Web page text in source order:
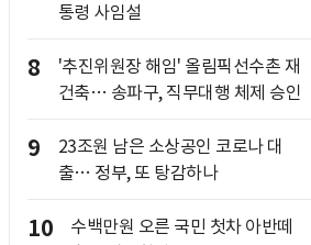
통령 사임설
8
'추진위원장 해임' 올림픽선수촌 재
건축… 송파구, 직무대행 체제 승인
9
23조원 남은 소상공인 코로나 대
출… 정부, 또 탕감하나
10
수백만원 오른 국민 첫차 아반떼